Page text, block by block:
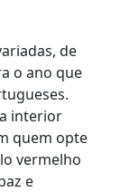
de
o ano que
interior
quem opte
vermelho
e